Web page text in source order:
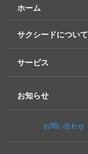
ホーム
サクシードについて
サービス
お知らせ
お問い合わせ